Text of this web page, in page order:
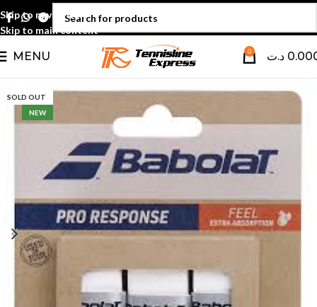
Skip to navigation
Skip to main content
MENU 0 د.ت
SOLD OUT
NEW